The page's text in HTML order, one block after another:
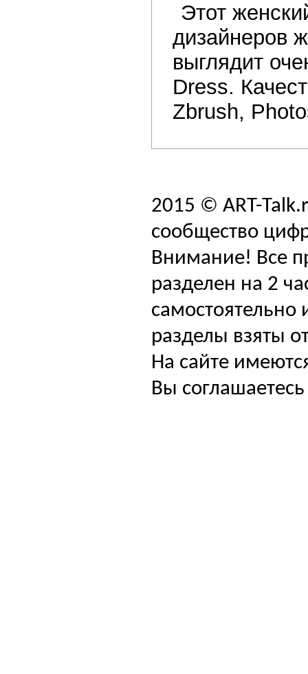
Этот
дизайнеров
выглядит
Dress.
Zbrush,
2015 © ART-
сообщество
Внимание! Все
разделен на 2
самостоятельно
разделы взяты
На сайте
Вы